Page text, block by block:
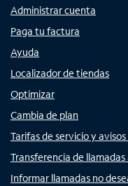
Administrar cuenta
Paga tu factura
Ayuda
Localizador de tiendas
Optimizar
Cambia de plan
Tarifas de servicio y
Transferencia de
Informar llamadas no